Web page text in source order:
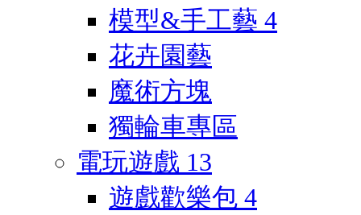
模型&手工藝 4
花卉園藝
魔術方塊
獨輪車專區
電玩遊戲 13
遊戲歡樂包 4